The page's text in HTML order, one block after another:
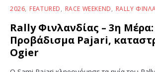
2026 FEATURED RACE WEEKEND RALLY
Rally Φινλανδίας – 3η Μέρα:
Προβάδισμα Pajari,
Ogier